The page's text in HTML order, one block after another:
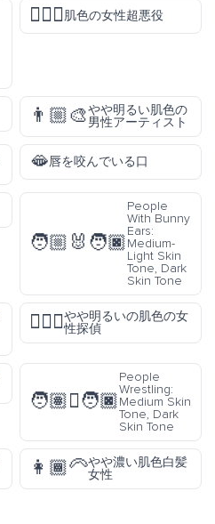
🦹🏽‍♀️肌色の女性超悪役
👨🏼‍🎨やや明るい肌色の
男性アーティスト
🫦唇を咬んでいる口
🧑🏼‍🐰‍🧑🏿
People
With Bunny
Ears:
Medium-
Light Skin
Tone, Dark
Skin Tone
🕵🏼‍♀️やや明るいの肌色の女
性探偵
🧑🏽‍🫯‍🧑🏿
People
Wrestling:
Medium Skin
Tone, Dark
Skin Tone
👩🏾‍🦳やや濃い肌色白髪
女性